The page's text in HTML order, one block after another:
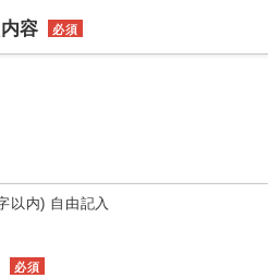
容 必須
以内) 自由記入
必須